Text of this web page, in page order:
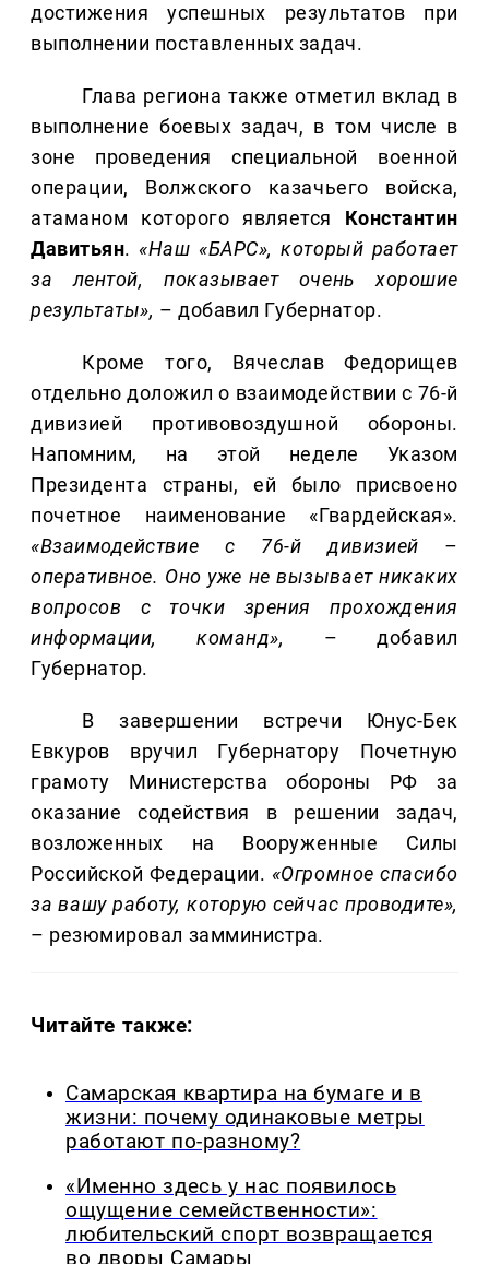
достижения успешных результатов при
выполнении поставленных задач.
Глава региона также отметил вклад в
выполнение боевых задач, в том числе в
зоне проведения специальной военной
операции, Волжского казачьего войска,
атаманом которого является Константин
Давитьян.«Наш «БАРС», который работает
за лентой, показывает очень хорошие
результаты», – добавил Губернатор.
Кроме того, Вячеслав Федорищев
отдельно доложил о взаимодействии с 76-й
дивизией противовоздушной обороны.
Напомним, на этой неделе Указом
Президента страны, ей было присвоено
почетное наименование «Гвардейская».
«Взаимодействие с 76-й дивизией –
оперативное. Оно уже не вызывает никаких
вопросов с точки зрения прохождения
информации, команд»,
– добавил
Губернатор.
В завершении встречи Юнус-Бек
Евкуров вручил Губернатору Почетную
грамоту Министерства обороны РФ за
оказание содействия в решении задач,
возложенных на Вооруженные Силы
Российской Федерации. «Огромное спасибо
за вашу работу, которую сейчас проводите»,
– резюмировал замминистра.
Читайте также:
Самарская квартира на бумаге и в
жизни: почему одинаковые метры
работают по-разному?
«Именно здесь у нас появилось
ощущение семейственности»:
любительский спорт возвращается
во дворы Самары